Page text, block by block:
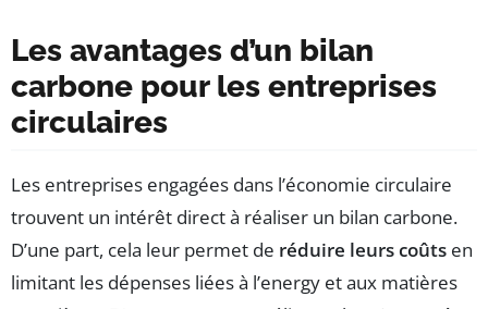
Les avantages d’un bilan
carbone pour les entreprises
circulaires
Les entreprises engagées dans l’économie circulaire
trouvent un intérêt direct à réaliser un bilan carbone.
D’une part, cela leur permet de réduire leurs coûts en
limitant les dépenses liées à l’energy et aux matières